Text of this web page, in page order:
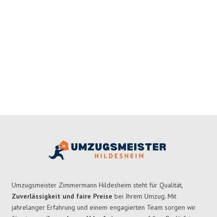
Umzugsmeister Zimmermann Hildesheim steht für Qualität,
Zuverlässigkeit und faire Preise bei Ihrem Umzug. Mit
jahrelanger Erfahrung und einem engagierten Team sorgen wir